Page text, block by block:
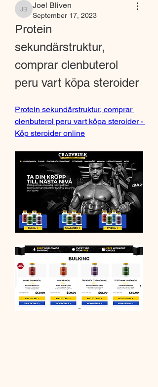
Joel Bliven
Joel Bliven
September 17, 2023
Protein
sekundärstruktur,
comprar clenbuterol
peru vart köpa steroider
Protein sekundärstruktur, comprar
clenbuterol peru vart köpa steroider -
Köp steroider online